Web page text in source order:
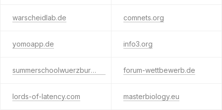
warscheidlab.de comnets.org
yomoapp.de info3.org
summerschoolwuerzburg.de forum-wettbewerb.de
lords-of-latency.com masterbiology.eu